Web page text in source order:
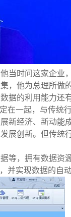
当时问这家企业
，他为总理所做
据的利用能力还
在一起，与传统行
新经济、新动能
展创新。但传统
等，拥有数据资
并实现数据的自动